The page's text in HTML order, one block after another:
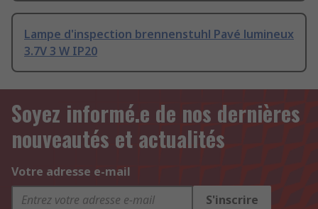
Lampe d'inspection brennenstuhl Pavé lumineux
3.7V 3 W IP20
Soyez informé.e de nos dernières
nouveautés et actualités
Votre adresse e-mail
S'inscrire